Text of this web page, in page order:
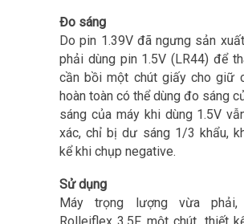
Đo sáng
Do pin 1.39V đã ngưng sản
phải dùng pin 1.5V (LR44) để
cần bồi một chút giấy cho giữ
hoàn toàn có thể dùng đo sáng
sáng của máy khi dùng 1.5V
xác, chỉ bị dư sáng 1/3 khẩu,
kể khi chụp negative.
Sử dụng
Máy trọng lượng vừa phải,